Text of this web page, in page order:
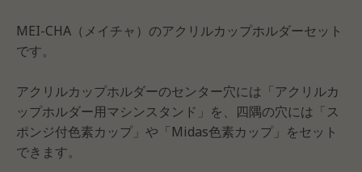
MEI-CHA（メイチャ）のアクリルカップホルダーセット
です。
アクリルカップホルダーのセンター穴には「アクリルカ
ップホルダー用マシンスタンド」を、四隅の穴には「ス
ポンジ付色素カップ」や「Midas色素カップ」をセット
できます。